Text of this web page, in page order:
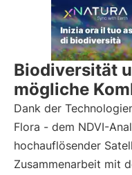
Biodiversität
mögliche
Dank der
Flora - dem NDVI-
hochauflösender
Zusammenarbeit mit